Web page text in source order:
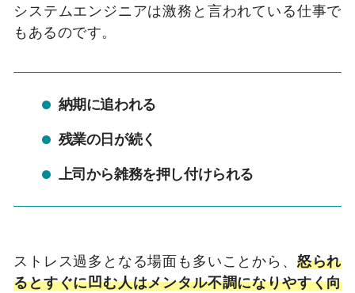
システムエンジニアは激務と言われている仕事で
もあるのです。
納期に追われる
残業の日が続く
上司から雑務を押し付けられる
ストレス過多となる場面も多いことから、 怒られ
るとすぐに凹む人はメンタル不調になりやすく向